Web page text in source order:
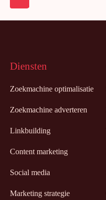
Diensten
Zoekmachine optimalisatie
Zoekmachine adverteren
Linkbuilding
Content marketing
Social media
Marketing strategie